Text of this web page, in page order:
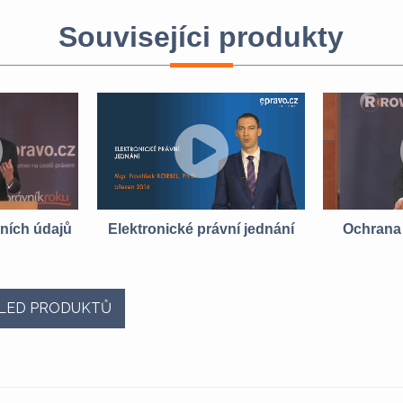
Souvisejíci produkty
údajů Elektronické právní jednání
PRODUKTŮ